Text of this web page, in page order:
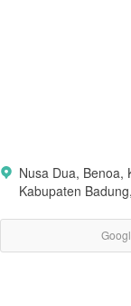
Nusa Dua, Benoa,
Kabupaten